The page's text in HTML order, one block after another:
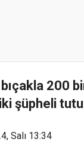
bıçakla 200
şüpheli
Salı 13:34